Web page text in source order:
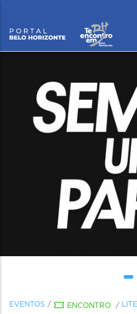
EVENTOS / ENCONTRO /